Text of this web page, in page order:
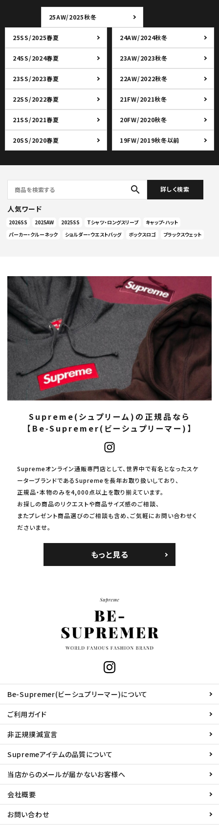
25AW/2025秋冬
25SS/2025春夏 24AW/2024秋冬
24SS/2024春夏 23AW/2023秋冬
23SS/2023春夏 22AW/2022秋冬
22SS/2022春夏 21FW/2021秋冬
21SS/2021春夏 20FW/2020秋冬
20SS/2020春夏 19FW/2019秋冬以前
search 詳しく検索
人気ワード
2026SS 2025AW 2025SS Tシャツ・ロングスリーブ
キャップ・ハット
パーカー・クルーネック
ショルダー・ウエストバッグ ボックスロゴ ブラックスウェット
Supreme(シュプリーム)の正規品なら
【Be-Supremer(ビーシュプリーマー)】
Supremeオンライン通販専門店として、世界中で有名となったスケ
ーターブランドであるSupremeを長年お取り扱いしており、
正規品・本物のみを4,000点以上を取り揃えています。
お探しの商品のリクエストや商品サイズ感のご相談、
またプレゼント商品選びのご相談も含め、ご気軽にお問い合わせく
ださいませ。
もっと見る
Be-Supremer(ビーシュプリーマー)について
ご利用ガイド
非正規撲滅宣言
Supremeアイテムの品質について
当店からのメールが届かないお客様へ
会社概要
お問い合わせ